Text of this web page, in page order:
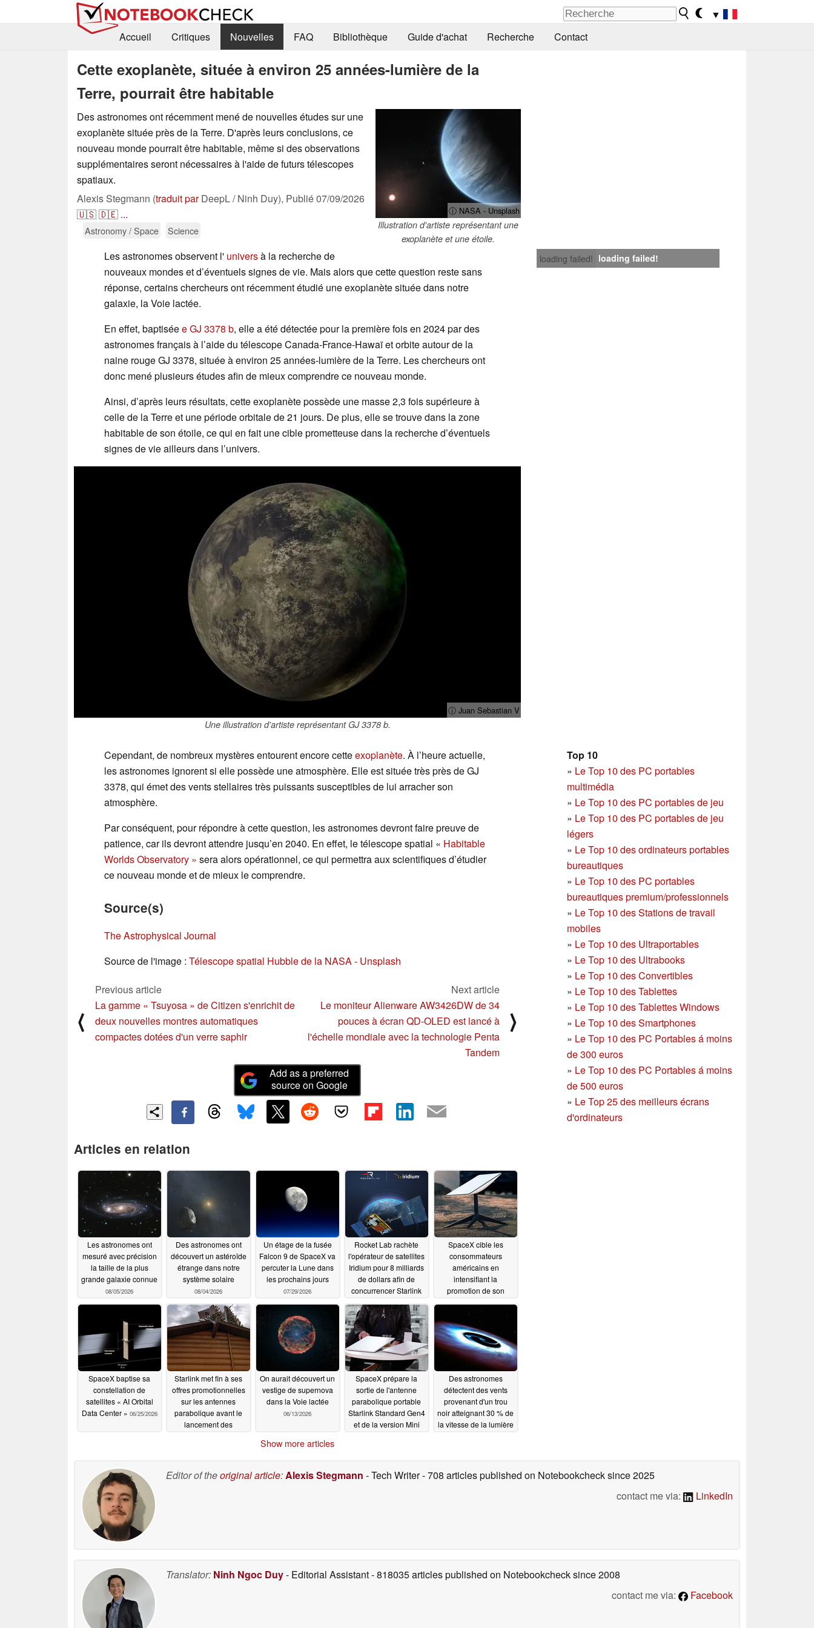
▼
Accueil
Critiques Nouvelles FAQ Bibliothèque Guide d'achat Recherche Contact
Cette exoplanète, située à environ 25 années-lumière de la
Terre, pourrait être habitable
ⓘ NASA - Unsplash
Illustration d'artiste représentant une
exoplanète et une étoile.
Des astronomes ont récemment mené de nouvelles études sur une
exoplanète située près de la Terre. D'après leurs conclusions, ce
nouveau monde pourrait être habitable, même si des observations
supplémentaires seront nécessaires à l'aide de futurs télescopes
spatiaux.
Alexis Stegmann (traduit parDeepL / Ninh Duy), Publié07/09/2026
🇺🇸🇩🇪 ...
Astronomy / Space Science
loading failed! loading failed!
Les astronomes observent l' universà la recherche de
nouveaux mondes et d’éventuels signes de vie. Mais alors que cette question reste sans
réponse, certains chercheurs ont récemment étudié une exoplanète située dans notre
galaxie, la Voie lactée.
En effet, baptiséee GJ 3378 b, elle a été détectée pour la première fois en 2024 par des
astronomes français à l’aide du télescope Canada-France-Hawaï et orbite autour de la
naine rouge GJ 3378, située à environ 25 années-lumière de la Terre. Les chercheurs ont
donc mené plusieurs études afin de mieux comprendre ce nouveau monde.
Ainsi, d’après leurs résultats, cette exoplanète possède une masse 2,3 fois supérieure à
celle de la Terre et une période orbitale de 21 jours. De plus, elle se trouve dans la zone
habitable de son étoile, ce qui en fait une cible prometteuse dans la recherche d’éventuels
signes de vie ailleurs dans l’univers.
ⓘ Juan Sebastian V
Une illustration d'artiste représentant GJ 3378 b.
Top 10
» Le Top 10 des PC portables
multimédia
» Le Top 10 des PC portables de jeu
» Le Top 10 des PC portables de jeu
légers
» Le Top 10 des ordinateurs portables
bureautiques
» Le Top 10 des PC portables
bureautiques premium/professionnels
» Le Top 10 des Stations de travail
mobiles
» Le Top 10 des Ultraportables
» Le Top 10 des Ultrabooks
» Le Top 10 des Convertibles
» Le Top 10 des Tablettes
» Le Top 10 des Tablettes Windows
» Le Top 10 des Smartphones
» Le Top 10 des PC Portables á moins
de 300 euros
» Le Top 10 des PC Portables á moins
de 500 euros
» Le Top 25 des meilleurs écrans
d'ordinateurs
Cependant, de nombreux mystères entourent encore cetteexoplanète. À l’heure actuelle,
les astronomes ignorent si elle possède une atmosphère. Elle est située très près de GJ
3378, qui émet des vents stellaires très puissants susceptibles de lui arracher son
atmosphère.
Par conséquent, pour répondre à cette question, les astronomes devront faire preuve de
patience, car ils devront attendre jusqu’en 2040. En effet, le télescope spatial « Habitable
Worlds Observatory » sera alors opérationnel, ce qui permettra aux scientifiques d’étudier
ce nouveau monde et de mieux le comprendre.
Source(s)
The Astrophysical Journal
Source de l'image : Télescope spatial Hubble de la NASA - Unsplash
⟨
Previous article
La gamme « Tsuyosa » de Citizen s'enrichit de
deux nouvelles montres automatiques
compactes dotées d'un verre saphir
Next article
Le moniteur Alienware AW3426DW de 34
pouces à écran QD-OLED est lancé à
l'échelle mondiale avec la technologie Penta
Tandem
⟩
Add as a preferred
source on Google
Articles en relation
Les astronomes ont
mesuré avec précision
la taille de la plus
grande galaxie connue
08/05/2026
Des astronomes ont
découvert un astéroïde
étrange dans notre
système solaire
08/04/2026
Un étage de la fusée
Falcon 9 de SpaceX va
percuter la Lune dans
les prochains jours
07/29/2026
Rocket Lab rachète
l'opérateur de satellites
Iridium pour 8 milliards
de dollars afin de
concurrencer Starlink
06/30/2026
SpaceX cible les
consommateurs
américains en
intensifiant la
promotion de son
06/27/2026
SpaceX baptise sa
constellation de
satellites « AI Orbital
Data Center » 06/25/2026
Starlink met fin à ses
offres promotionnelles
sur les antennes
parabolique avant le
lancement des
On aurait découvert un
vestige de supernova
dans la Voie lactée
06/13/2026
SpaceX prépare la
sortie de l'antenne
parabolique portable
Starlink Standard Gen4
et de la version Mini
06/12/2026
Des astronomes
détectent des vents
provenant d'un trou
noir atteignant 30 % de
la vitesse de la lumière
Show more articles
Editor of theoriginal article:Alexis Stegmann - Tech Writer- 708 articles published on Notebookchecksince 2025
contact me via:
LinkedIn
Translator: Ninh Ngoc Duy- Editorial Assistant- 818035 articles published on Notebookchecksince 2008
contact me via:
Facebook